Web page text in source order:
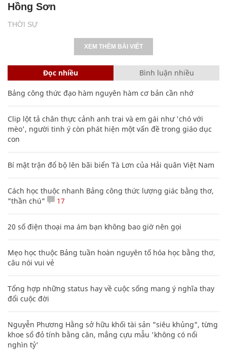
THỜI SỰ
Hồng Sơn
XEM THÊM BÀI VIẾT
Đọc nhiều Bình luận nhiều
Bảng công thức đạo hàm nguyên hàm cơ bản cần nhớ
Clip lột tả chân thực cảnh anh trai và em gái như 'chó với
mèo', người tinh ý còn phát hiện một vấn đề trong giáo dục
con
Bí mật trận đổ bộ lên bãi biển Tà Lơn của Hải quân Việt Nam
Cách học thuộc nhanh Bảng công thức lượng giác bằng thơ,
"thần chú"
17
20 số điện thoại ma ám bạn không bao giờ nên gọi
Mẹo học thuộc Bảng tuần hoàn nguyên tố hóa học bằng thơ,
câu nói vui vẻ
Tổng hợp những status hay về cuộc sống mang ý nghĩa thay
đổi cuộc đời
Nguyễn Phương Hằng sở hữu khối tài sản "siêu khủng", từng
khoe sổ đỏ tính bằng cân, mắng cựu mẫu 'không có nổi
nghìn tỷ'